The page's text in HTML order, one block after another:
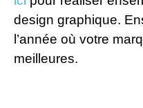
design graphique.
l’année où votre
meilleures.